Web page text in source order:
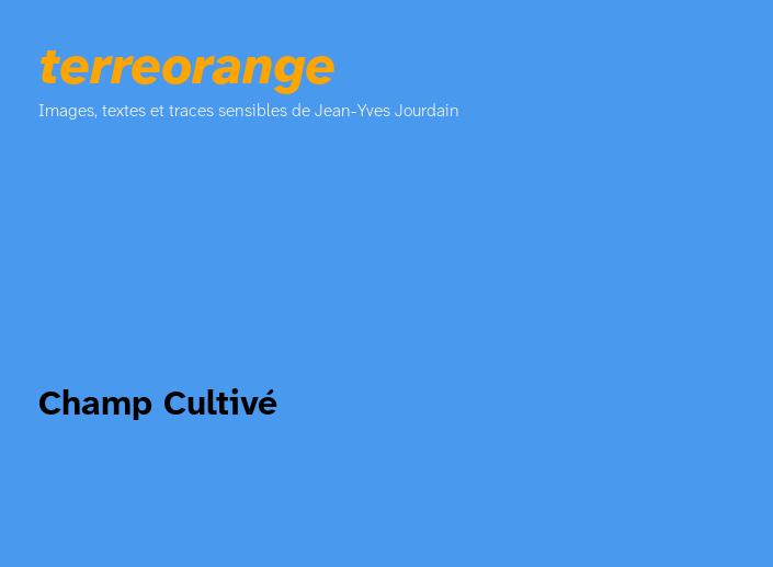
terreorange
Images, textes et traces sensibles de Jean-Yves Jourdain
Champ Cultivé